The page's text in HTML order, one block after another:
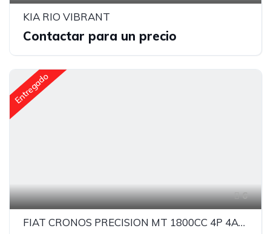
KIA RIO VIBRANT
Contactar para un precio
Entregado
6
FIAT CRONOS PRECISION MT 1800CC 4P 4AB AA ABS